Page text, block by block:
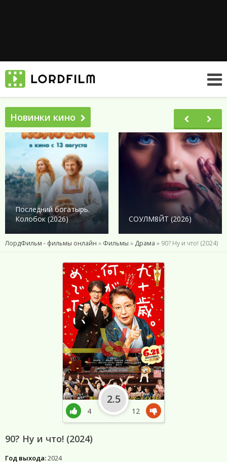
Новинки кино
Последний богатырь.
Колобок (2026)
СОУЛМ8ЙТ (2026)
ЛордФильм - фильмы онлайн » Фильмы » Драма » 90? Ну и что! (2024)
90? Ну и что! (2024)
Год выхода:2024
4
2.5
12